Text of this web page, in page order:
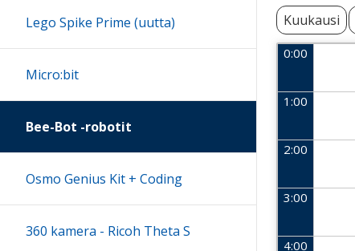
Kuukausi
0:00
1:00
2:00
3:00
4:00
Lego Spike Prime (uutta)
Micro:bit
Bee-Bot -robotit
Osmo Genius Kit + Coding
360 kamera - Ricoh Theta S